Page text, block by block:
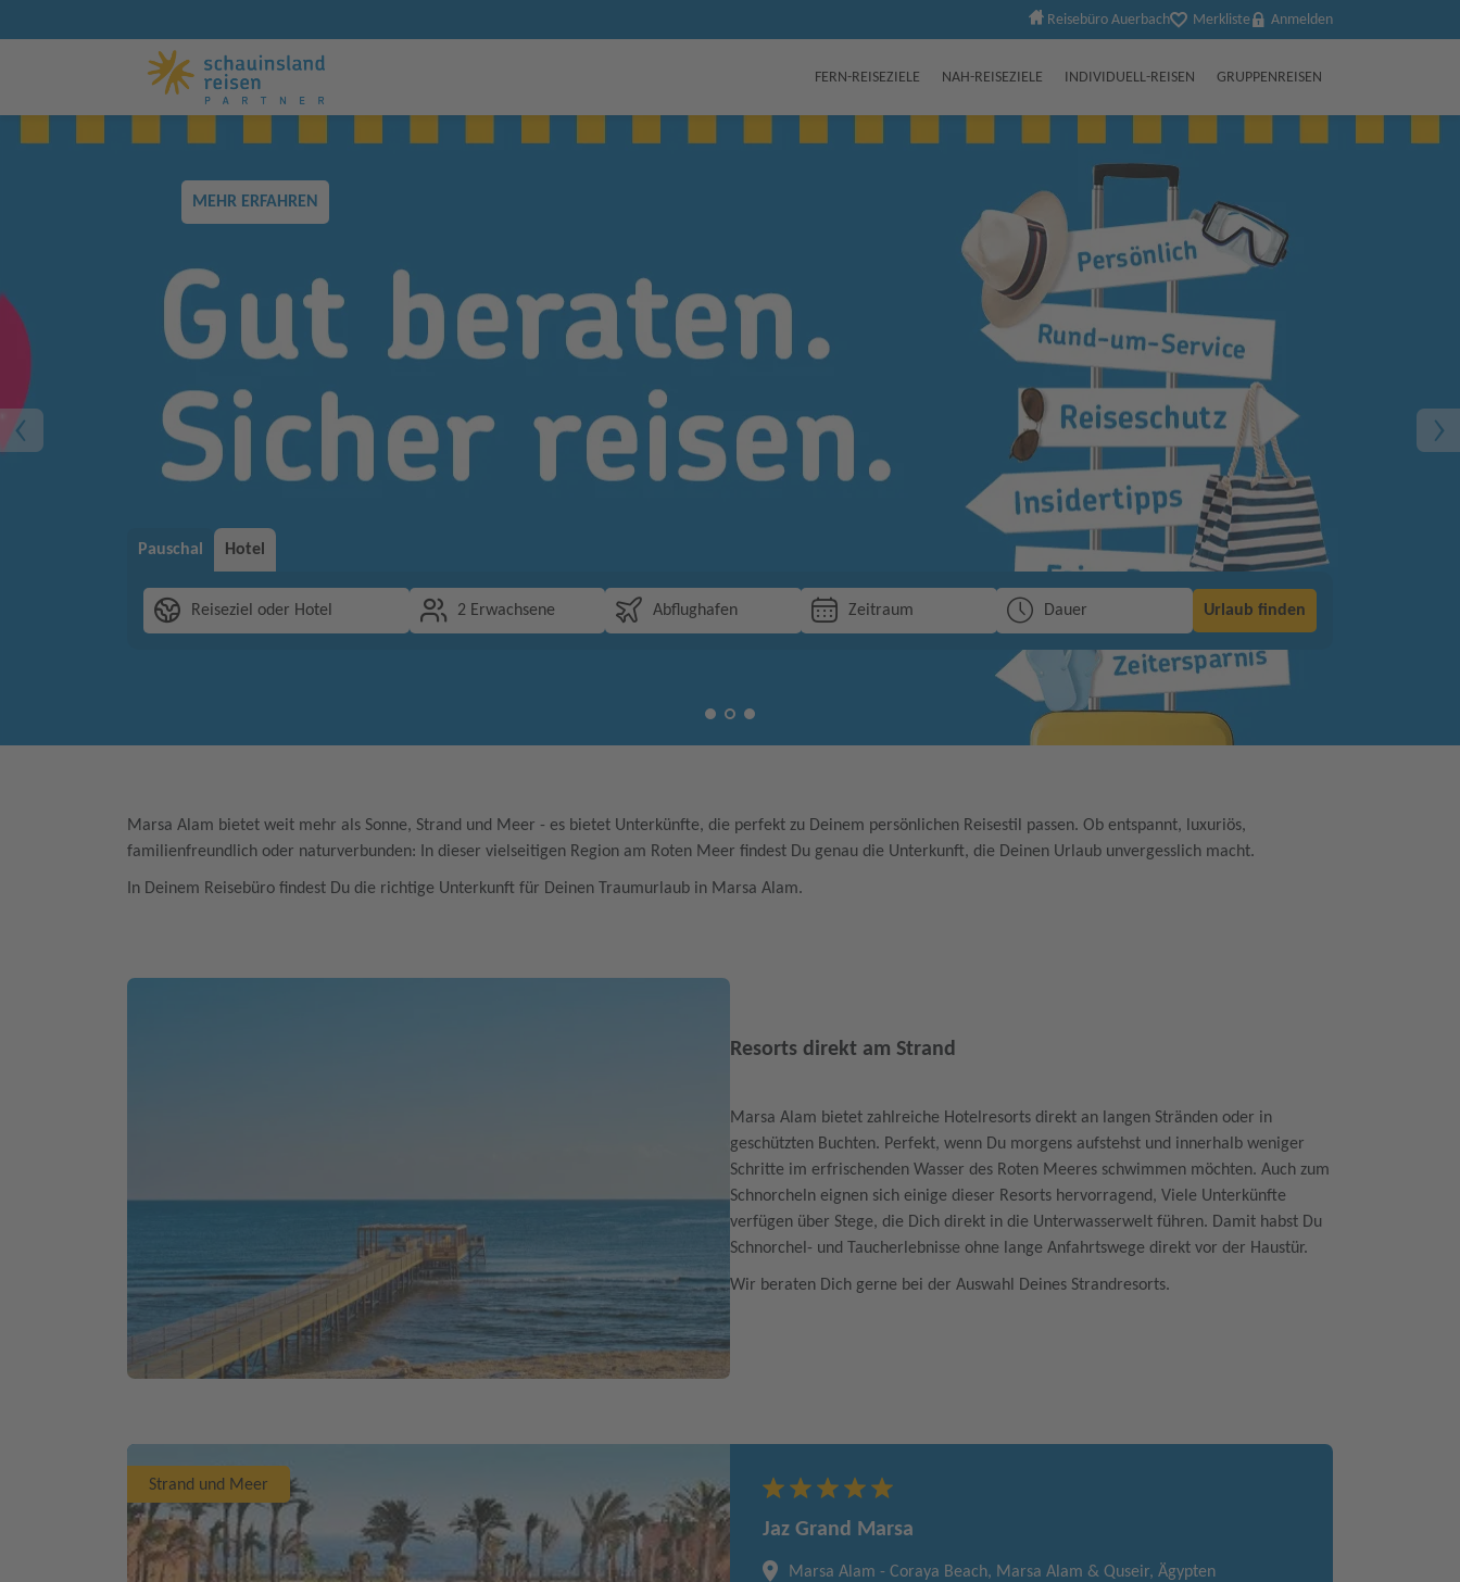
Reisebüro Auerbach Merkliste Anmelden
FERN-REISEZIELE NAH-REISEZIELE INDIVIDUELL-REISEN GRUPPENREISEN
MEHR ERFAHREN
Pauschal Hotel
Reiseziel oder Hotel 2 Erwachsene Abflughafen Zeitraum Dauer Urlaub finden
Marsa Alam bietet weit mehr als Sonne, Strand und Meer - es bietet Unterkünfte, die perfekt zu Deinem persönlichen Reisestil passen. Ob entspannt, luxuriös,
familienfreundlich oder naturverbunden: In dieser vielseitigen Region am Roten Meer findest Du genau die Unterkunft, die Deinen Urlaub unvergesslich macht.
In Deinem Reisebüro findest Du die richtige Unterkunft für Deinen Traumurlaub in Marsa Alam.
Resorts direkt am Strand
Marsa Alam bietet zahlreiche Hotelresorts direkt an langen Stränden oder in
geschützten Buchten. Perfekt, wenn Du morgens aufstehst und innerhalb weniger
Schritte im erfrischenden Wasser des Roten Meeres schwimmen möchten. Auch zum
Schnorcheln eignen sich einige dieser Resorts hervorragend, Viele Unterkünfte
verfügen über Stege, die Dich direkt in die Unterwasserwelt führen. Damit habst Du
Schnorchel- und Taucherlebnisse ohne lange Anfahrtswege direkt vor der Haustür.
Wir beraten Dich gerne bei der Auswahl Deines Strandresorts.
Strand und Meer
Jaz Grand Marsa
Marsa Alam - Coraya Beach, Marsa Alam & Quseir, Ägypten